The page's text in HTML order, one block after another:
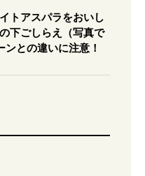
トアスパラをおいし
下ごしらえ（写真で
との違いに注意！